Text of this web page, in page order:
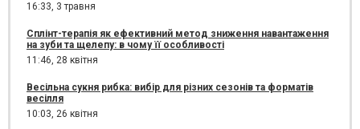
16:33, 3 травня
Сплінт-терапія як ефективний метод зниження навантаження
на зуби та щелепу: в чому її особливості
11:46, 28 квітня
Весільна сукня рибка: вибір для різних сезонів та форматів
весілля
10:03, 26 квітня